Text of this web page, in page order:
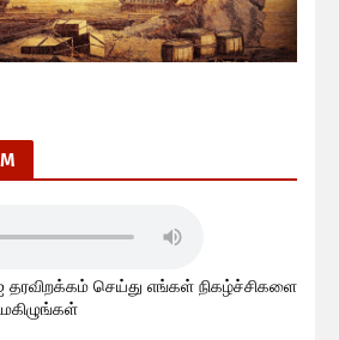
செய்து எங்கள் நிகழ்ச்சிகளை